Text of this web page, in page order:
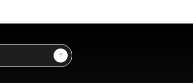
Sign Up